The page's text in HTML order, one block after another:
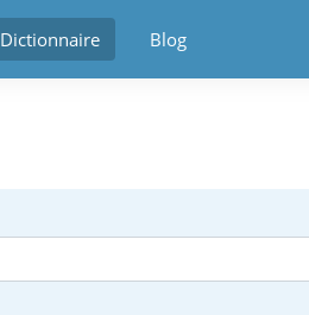
Dictionnaire Blog